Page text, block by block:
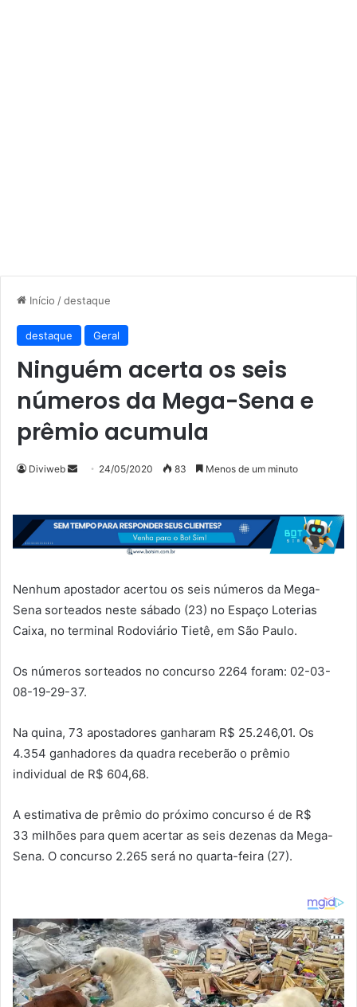
Início /destaque
destaque Geral
Ninguém acerta os seis
números da Mega-Sena e
prêmio acumula
Diviweb
Mande
mail
24/05/2020 83 Menos de um minuto
Nenhum apostador acertou os seis números da Mega-
Sena sorteados neste sábado (23) no Espaço Loterias
Caixa, no terminal Rodoviário Tietê, em São Paulo.
Os números sorteados no concurso 2264 foram: 02-03-
08-19-29-37.
Na quina, 73 apostadores ganharam R$ 25.246,01. Os
4.354 ganhadores da quadra receberão o prêmio
individual de R$ 604,68.
A estimativa de prêmio do próximo concurso é de R$
33 milhões para quem acertar as seis dezenas da Mega-
Sena. O concurso 2.265 será no quarta-feira (27).